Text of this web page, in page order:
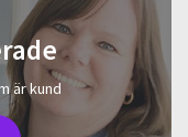
är kund